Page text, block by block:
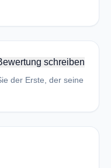
schreiben
der Erste, der seine